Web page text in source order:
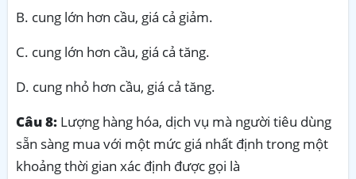
B. cung lớn hơn cầu, giá cả giảm.
C. cung lớn hơn cầu, giá cả tăng.
D. cung nhỏ hơn cầu, giá cả tăng.
Câu 8: Lượng hàng hóa, dịch vụ mà người tiêu dùng
sẵn sàng mua với một mức giá nhất định trong một
khoảng thời gian xác định được gọi là